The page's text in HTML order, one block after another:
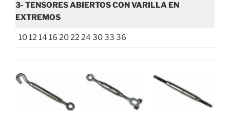
3- TENSORES ABIERTOS CON VARILLA EN
EXTREMOS
10 12 14 16 20 22 24 30 33 36